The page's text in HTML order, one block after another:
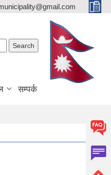
सम्पर्क